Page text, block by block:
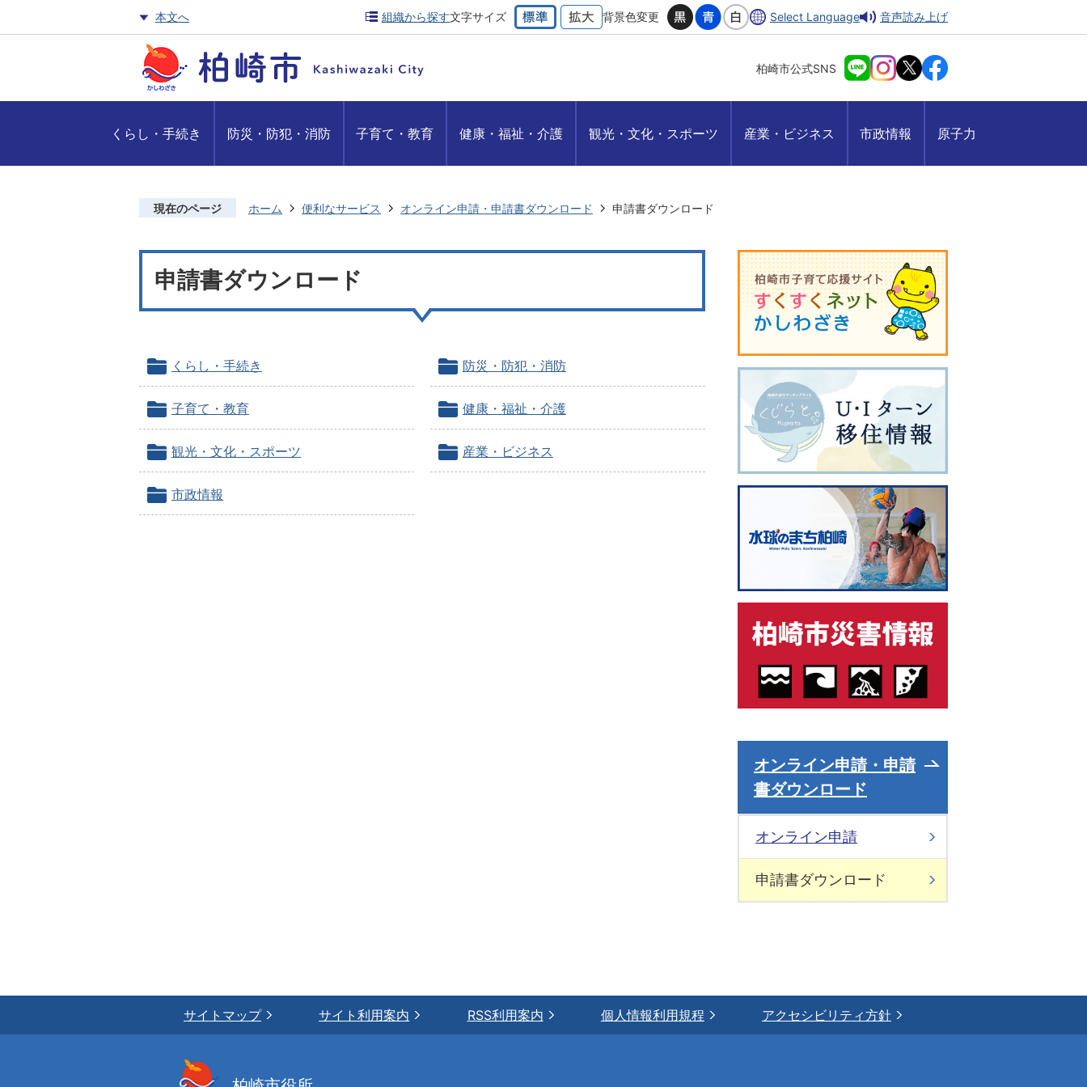
本文へ 組織から探す文字サイズ 背景色変更 Select Language 音声読み上げ
柏崎市公式SNS
くらし・手続き 防災・防犯・消防 子育て・教育 健康・福祉・介護 観光・文化・スポーツ 産業・ビジネス 市政情報 原子力
現在のページ ホーム 便利なサービス オンライン申請・申請書ダウンロード 申請書ダウンロード
申請書ダウンロード
くらし・手続き 防災・防犯・消防
子育て・教育 健康・福祉・介護
観光・文化・スポーツ 産業・ビジネス
市政情報
オンライン申請・申請
書ダウンロード
オンライン申請
申請書ダウンロード
サイトマップ サイト利用案内 RSS利用案内 個人情報利用規程 アクセシビリティ方針